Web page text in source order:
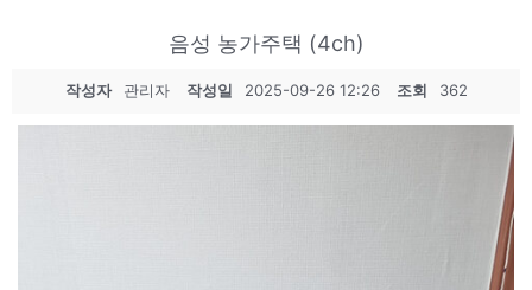
음성 농가주택 (4ch)
작성자 관리자 작성일 2025-09-26 12:26 조회 362